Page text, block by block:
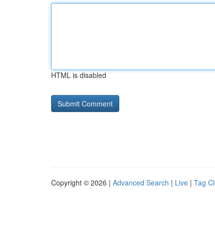
HTML is disabled
Copyright © 2026 | Advanced Search | Live | Tag